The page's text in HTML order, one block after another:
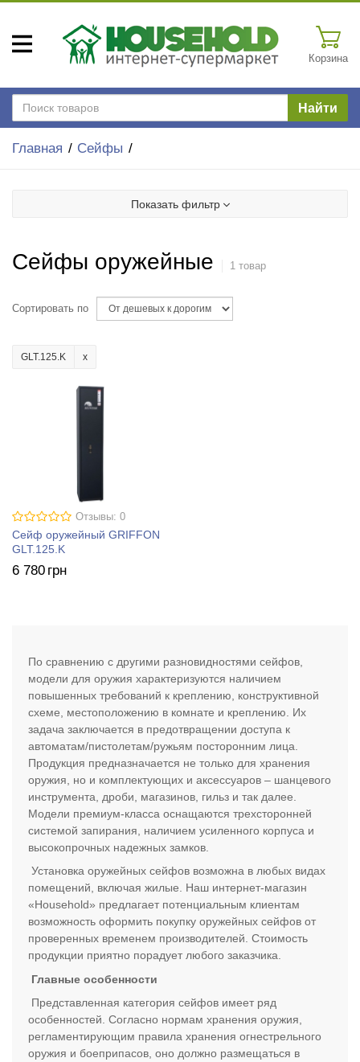
Корзина
Найти
Главная Сейфы
Показать фильтр
Сейфы оружейные 1 товар
Сортировать по
GLT.125.K
Отзывы: 0
Сейф оружейный GRIFFON
GLT.125.K
6 780 грн
По сравнению с другими разновидностями сейфов,
модели для оружия характеризуются наличием
повышенных требований к креплению, конструктивной
схеме, местоположению в комнате и креплению. Их
задача заключается в предотвращении доступа к
автоматам/пистолетам/ружьям посторонним лица.
Продукция предназначается не только для хранения
оружия, но и комплектующих и аксессуаров – шанцевого
инструмента, дроби, магазинов, гильз и так далее.
Модели премиум-класса оснащаются трехсторонней
системой запирания, наличием усиленного корпуса и
высокопрочных надежных замков.
Установка оружейных сейфов возможна в любых видах
помещений, включая жилые. Наш интернет-магазин
«Household» предлагает потенциальным клиентам
возможность оформить покупку оружейных сейфов от
проверенных временем производителей. Стоимость
продукции приятно порадует любого заказчика.
Главные особенности
Представленная категория сейфов имеет ряд
особенностей. Согласно нормам хранения оружия,
регламентирующим правила хранения огнестрельного
оружия и боеприпасов, оно должно размещаться в